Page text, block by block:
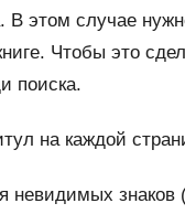
этом случае
Чтобы это
поиска.
невидимых знаков